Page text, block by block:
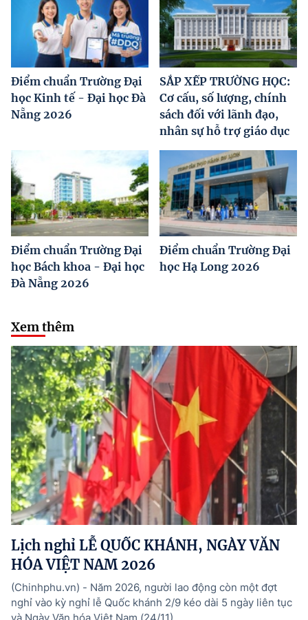
Điểm chuẩn Trường Đại
học Kinh tế - Đại học Đà
Nẵng 2026
SẮP XẾP TRƯỜNG HỌC:
Cơ cấu, số lượng, chính
sách đối với lãnh đạo,
nhân sự hỗ trợ giáo dục
Điểm chuẩn Trường Đại
học Bách khoa - Đại học
Đà Nẵng 2026
Điểm chuẩn Trường Đại
học Hạ Long 2026
Xem thêm
Lịch nghỉ LỄ QUỐC KHÁNH, NGÀY VĂN
HÓA VIỆT NAM 2026
(Chinhphu.vn) - Năm 2026, người lao động còn một đợt
nghỉ vào kỳ nghỉ lễ Quốc khánh 2/9 kéo dài 5 ngày liên tục